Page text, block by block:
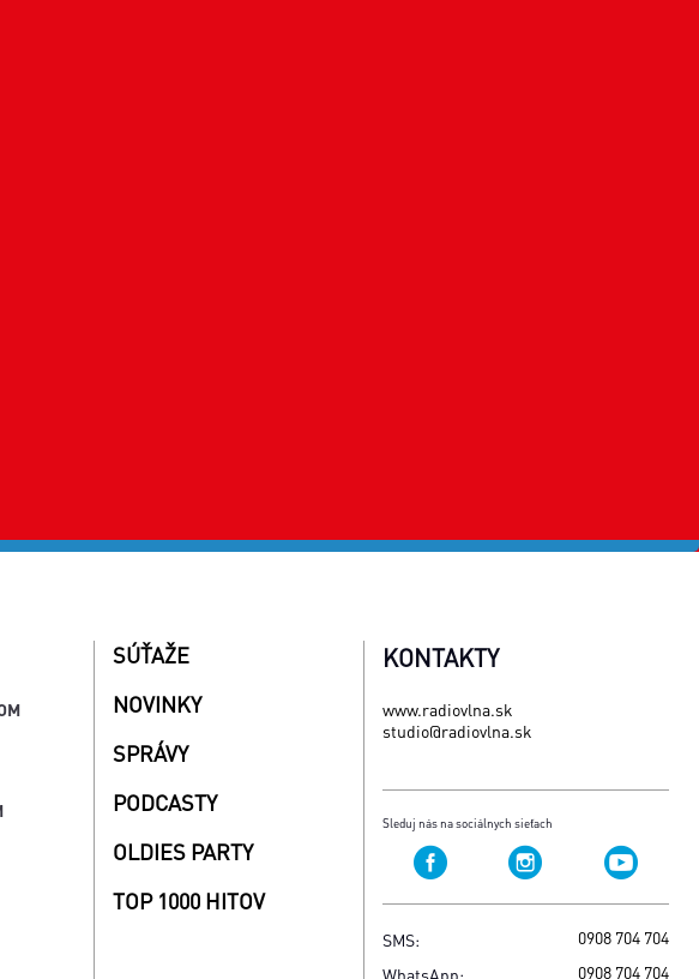
SÚŤAŽE
NOVINKY
SPRÁVY
PODCASTY
OLDIES PARTY
TOP 1000 HITOV
KONTAKTY
www.radiovlna.sk
studio@radiovlna.sk
Sleduj nás na sociálnych sieťach
SMS:
0908 704 704
WhatsApp:
0908 704 704